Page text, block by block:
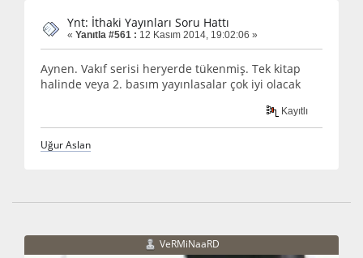
Ynt: İthaki Yayınları Soru Hattı
« Yanıtla #561 : 12 Kasım 2014, 19:02:06 »
Aynen. Vakıf serisi heryerde tükenmiş. Tek kitap
halinde veya 2. basım yayınlasalar çok iyi olacak
Kayıtlı
Uğur Aslan
VeRMiNaaRD